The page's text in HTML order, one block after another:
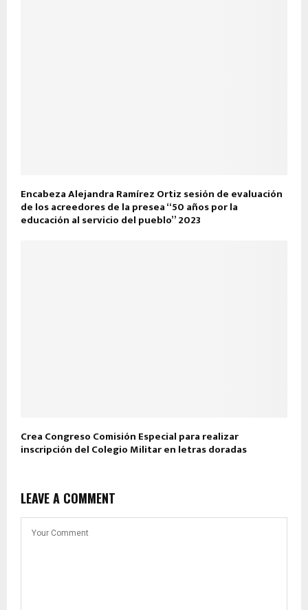
Encabeza Alejandra Ramírez Ortiz sesión de evaluación
de los acreedores de la presea “50 años por la
educación al servicio del pueblo” 2023
Crea Congreso Comisión Especial para realizar
inscripción del Colegio Militar en letras doradas
LEAVE A COMMENT